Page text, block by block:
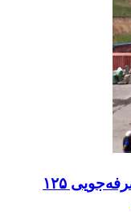
جهش در بومی‌سازی صنعت مس؛ صرفه‌جویی ۱۲۵